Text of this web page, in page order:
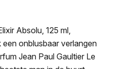
Absolu, 125 ml,
onblusbaar verlangen
Jean Paul Gaultier Le